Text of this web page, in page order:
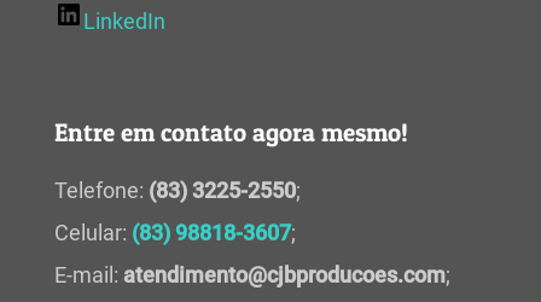
LinkedIn
Entre em contato agora mesmo!
Telefone: (83) 3225-2550;
Celular: (83) 98818-3607;
E-mail: atendimento@cjbproducoes.com;